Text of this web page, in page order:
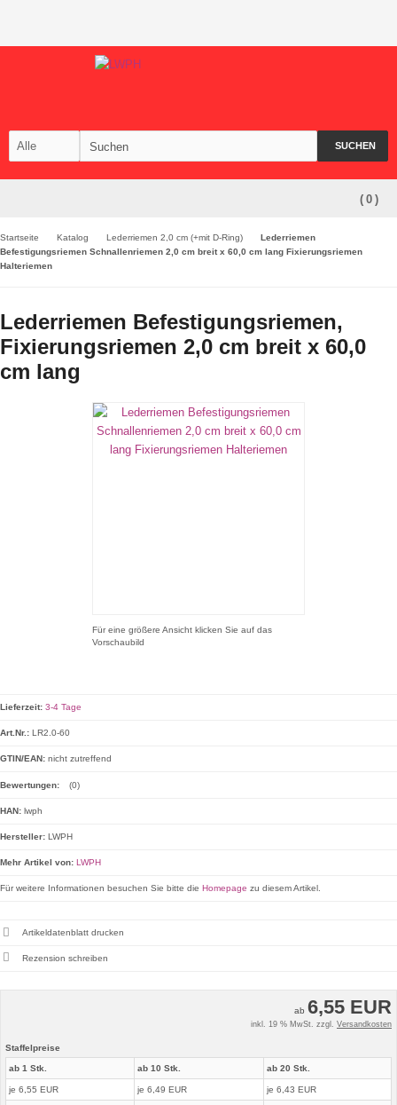
SUCHEN
( 0 )
Startseite Katalog Lederriemen 2,0 cm (+mit D-Ring)
Lederriemen
Befestigungsriemen Schnallenriemen 2,0 cm breit x 60,0 cm lang Fixierungsriemen
Halteriemen
Lederriemen Befestigungsriemen,
Fixierungsriemen 2,0 cm breit x 60,0
cm lang
Für eine größere Ansicht klicken Sie auf das
Vorschaubild
ab 6,55 EUR
inkl. 19 % MwSt. zzgl. Versandkosten
Staffelpreise
ab 1 Stk.
je 6,55 EUR
ab 10 Stk.
je 6,49 EUR
ab 20 Stk.
je 6,43 EUR
Lieferzeit: 3-4 Tage
Art.Nr.: LR2.0-60
GTIN/EAN: nicht zutreffend
Bewertungen: (0)
HAN: lwph
Hersteller: LWPH
Mehr Artikel von: LWPH
Für weitere Informationen besuchen Sie bitte die Homepage zu diesem Artikel.
Artikeldatenblatt drucken
Rezension schreiben